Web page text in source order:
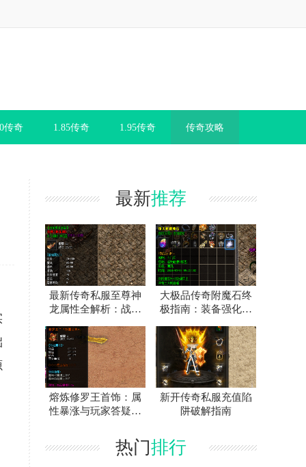
传奇 1.85传奇 1.95传奇 传奇攻略
最新推荐
最新传奇私服至尊神
龙属性全解析：战士
大极品传奇附魔石终
极指南：装备强化作
熔炼修罗王首饰：属
性暴涨与玩家答疑终
新开传奇私服充值陷
阱破解指南
热门排行